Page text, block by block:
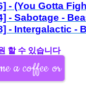
- (You Gotta
- Sabotage -
- Intergalactic -
할 수 있습니다
a coffee or